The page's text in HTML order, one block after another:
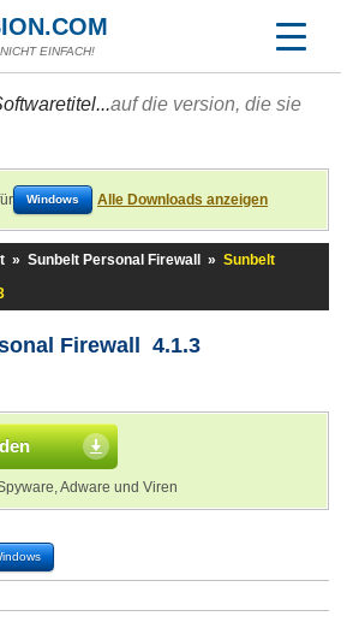
EINFACH!
auf die version, die sie
Windows Alle Downloads anzeigen
» Sunbelt Personal Firewall » Sunbelt
Firewall 4.1.3
Adware und Viren